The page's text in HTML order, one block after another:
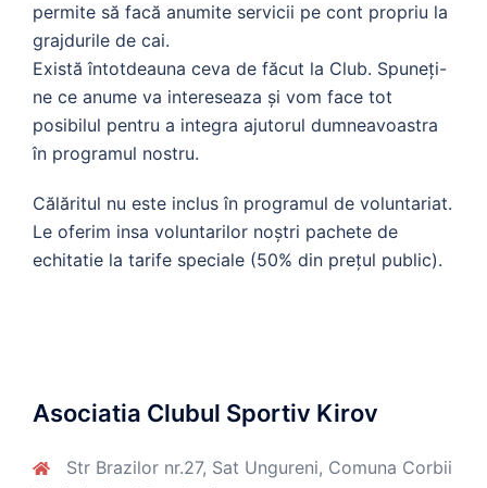
permite să facă anumite servicii pe cont propriu la
grajdurile de cai.
Există întotdeauna ceva de făcut la Club. Spuneți-
ne ce anume va intereseaza și vom face tot
posibilul pentru a integra ajutorul dumneavoastra
în programul nostru.
Călăritul nu este inclus în programul de voluntariat.
Le oferim insa voluntarilor noștri pachete de
echitatie la tarife speciale (50% din prețul public).
Asociatia Clubul Sportiv Kirov
Str Brazilor nr.27, Sat Ungureni, Comuna Corbii